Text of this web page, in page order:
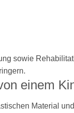
sowie
einem
Material